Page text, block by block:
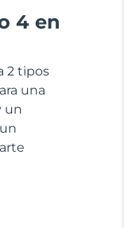
4 en
2 tipos
una
un